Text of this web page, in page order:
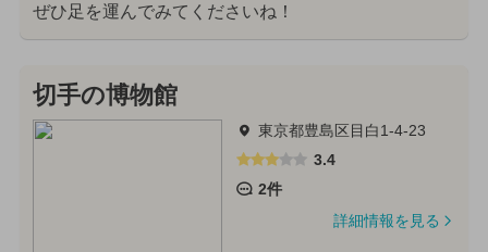
ぜひ足を運んでみてくださいね！
切手の博物館
東京都豊島区目白1-4-23
3.4
2件
詳細情報を見る